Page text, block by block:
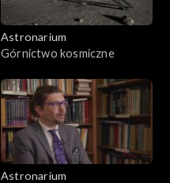
Astronarium
Górnictwo kosmiczne
Astronarium